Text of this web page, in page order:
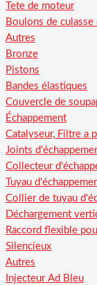
Tete de moteur
Boulons de
Autres
Bronze
Pistons
Bandes élastiques
Couvercle de
Échappement
Catalyseur, Filtre a
Joints
Collecteur
Tuyau
Collier de tuyau
Déchargement
Raccord flexible
Silencieux
Autres
Injecteur Ad Bleu